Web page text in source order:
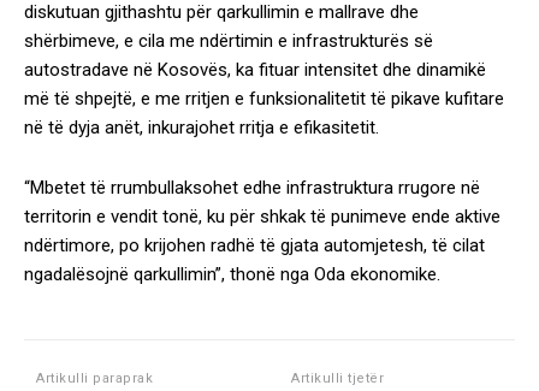
diskutuan gjithashtu për qarkullimin e mallrave dhe
shërbimeve, e cila me ndërtimin e infrastrukturës së
autostradave në Kosovës, ka fituar intensitet dhe dinamikë
më të shpejtë, e me rritjen e funksionalitetit të pikave kufitare
në të dyja anët, inkurajohet rritja e efikasitetit.
“Mbetet të rrumbullaksohet edhe infrastruktura rrugore në
territorin e vendit tonë, ku për shkak të punimeve ende aktive
ndërtimore, po krijohen radhë të gjata automjetesh, të cilat
ngadalësojnë qarkullimin”, thonë nga Oda ekonomike.
Artikulli paraprak Artikulli tjetër